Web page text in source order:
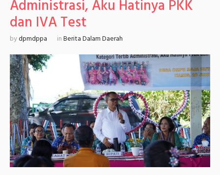
Administrasi, Aku Hatinya PKK
dan IVA Test
bydpmdppa inBerita Dalam Daerah